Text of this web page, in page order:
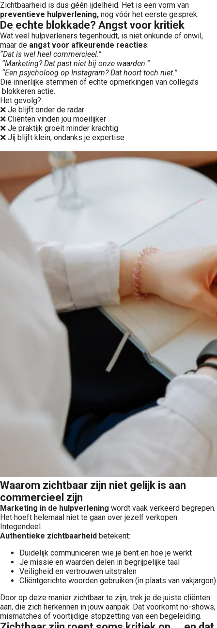
Zichtbaarheid is dus géén ijdelheid. Het is een vorm van
preventieve hulpverlening, nog vóór het eerste gesprek.
De echte blokkade? Angst voor kritiek
Wat veel hulpverleners tegenhoudt, is niet onkunde of onwil,
maar de angst voor afkeurende reacties:
“Dat is wel heel commercieel.”
“Marketing? Dat past niet bij onze waarden.”
“Een psycholoog op Instagram? Dat hoort toch niet.”
Die innerlijke stemmen of echte opmerkingen van collega’s
blokkeren actie.
Het gevolg?
❌ Je blijft onder de radar
❌ Cliënten vinden jou moeilijker
❌ Je praktijk groeit minder krachtig
❌ Jij blijft klein, ondanks je expertise
Waarom zichtbaar zijn niet gelijk is aan
commercieel zijn
Marketing in de hulpverlening wordt vaak verkeerd begrepen.
Het hoeft helemaal niet te gaan over jezelf verkopen.
Integendeel.
Authentieke zichtbaarheid betekent:
Duidelijk communiceren wie je bent en hoe je werkt
Je missie en waarden delen in begrijpelijke taal
Veiligheid en vertrouwen uitstralen
Cliëntgerichte woorden gebruiken (in plaats van vakjargon)
Door op deze manier zichtbaar te zijn, trek je de juiste cliënten
aan, die zich herkennen in jouw aanpak. Dat voorkomt no-shows,
mismatches of voortijdige stopzetting van een begeleiding.